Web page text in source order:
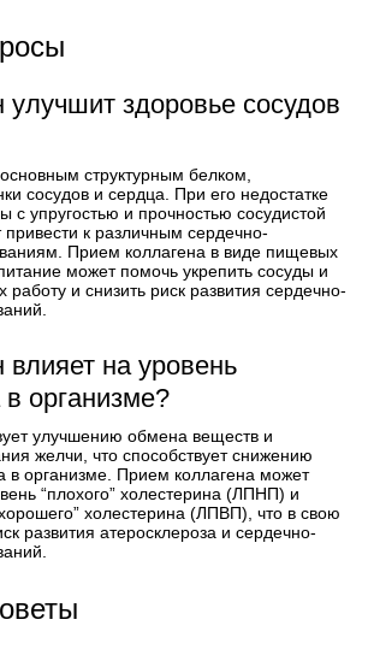
улучшит здоровье сосудов
структурным белком,
сосудов и сердца. При его недостатке
с упругостью и прочностью сосудистой
к различным сердечно-
Прием коллагена в виде пищевых
может помочь укрепить сосуды и
работу и снизить риск развития сердечно-
влияет на уровень
организме?
улучшению обмена веществ и
желчи, что способствует снижению
в организме. Прием коллагена может
“плохого” холестерина (ЛПНП) и
холестерина (ЛПВП), что в свою
развития атеросклероза и сердечно-